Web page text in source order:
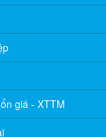
giá - XTTM